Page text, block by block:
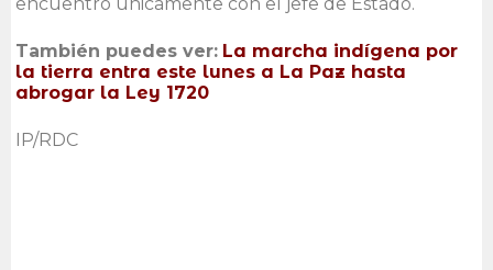
También puedes ver: La marcha indígena por
la tierra entra este lunes a La Paz hasta
abrogar la Ley 1720
IP/RDC